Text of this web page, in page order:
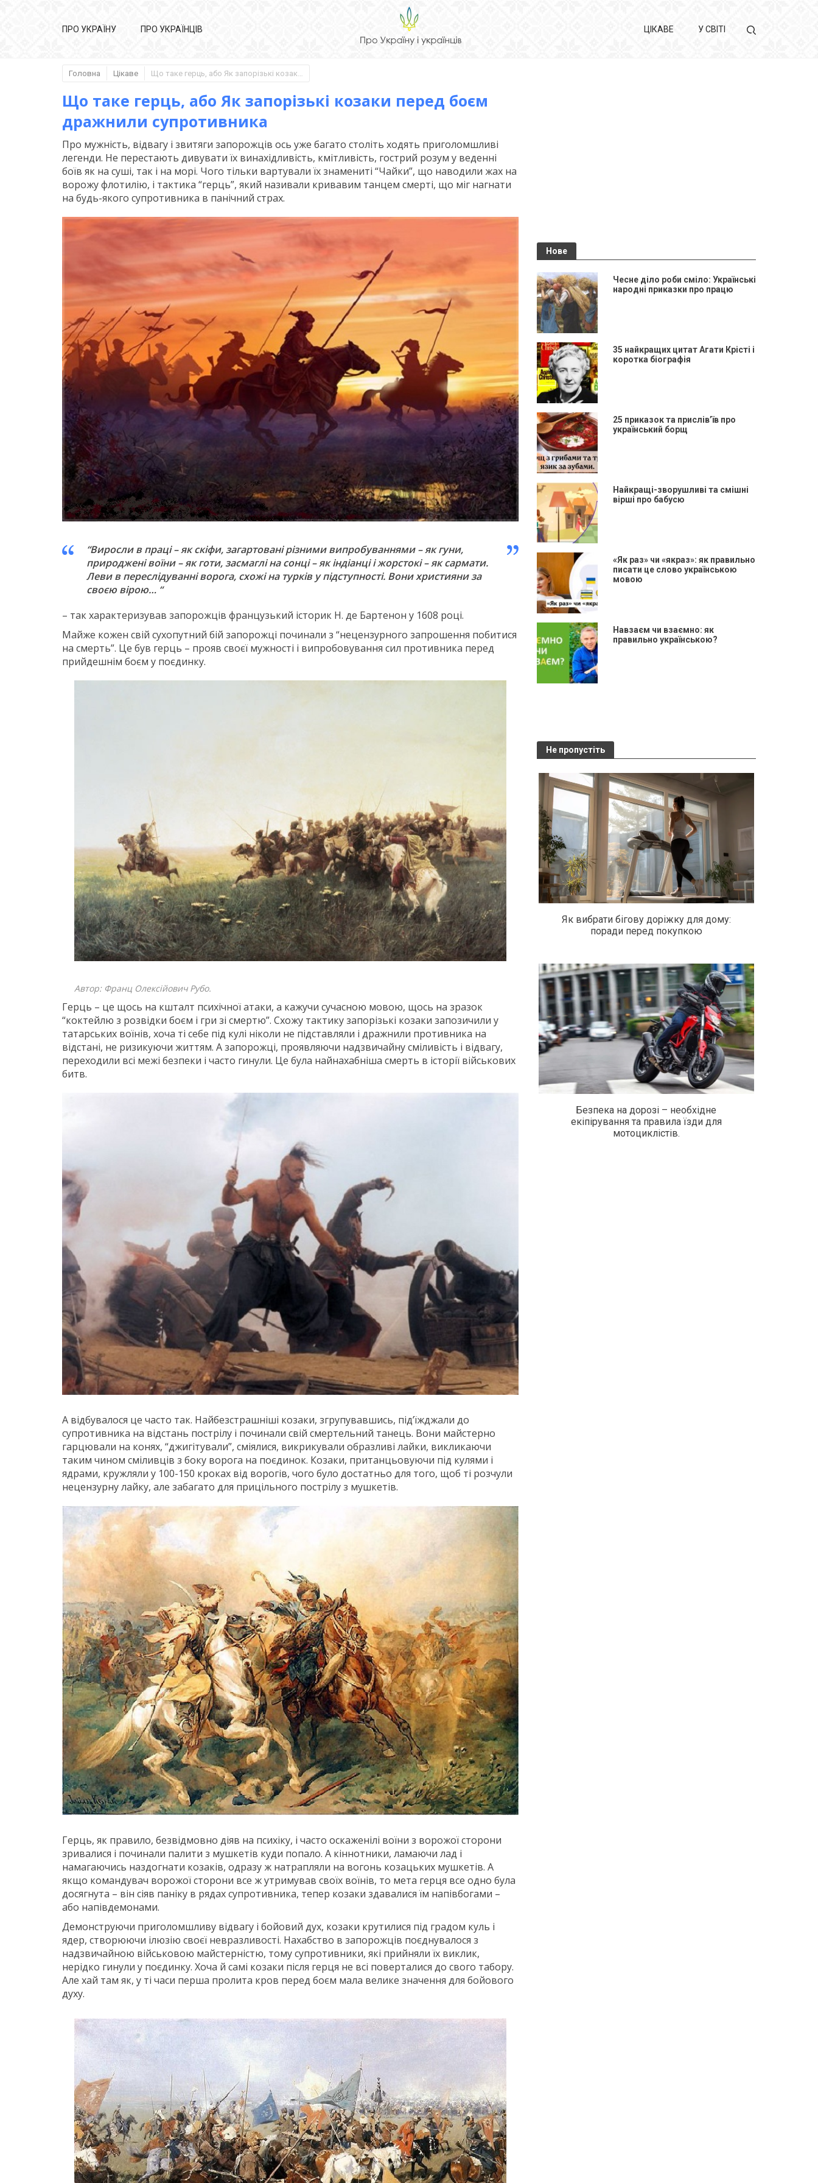
ПРО УКРАЇНУ ПРО УКРАЇНЦІВ ЦІКАВЕ У СВІТІ
Головна Цікаве Що таке герць, або Як запорізькі козаки перед боєм дражнили супротивника
Що таке герць, або Як запорізькі козаки перед боєм
дражнили супротивника
Про мужність, відвагу і звитяги запорожців ось уже багато століть ходять приголомшливі
легенди. Не перестають дивувати їх винахідливість, кмітливість, гострий розум у веденні
боїв як на суші, так і на морі. Чого тільки вартували їх знамениті “Чайки”, що наводили жах на
ворожу флотилію, і тактика “герць”, який називали кривавим танцем смерті, що міг нагнати
на будь-якого супротивника в панічний страх.
“Виросли в праці – як скіфи, загартовані різними випробуваннями – як гуни,
природжені воїни – як готи, засмаглі на сонці – як індіанці і жорстокі – як сармати.
Леви в переслідуванні ворога, схожі на турків у підступності. Вони християни за
своєю вірою… “
– так характеризував запорожців французький історик Н. де Бартенон у 1608 році.
Майже кожен свій сухопутний бій запорожці починали з “нецензурного запрошення побитися
на смерть”. Це був герць – прояв своєї мужності і випробовування сил противника перед
прийдешнім боєм у поєдинку.
Автор: Франц Олексійович Рубо.
Герць – це щось на кшталт психічної атаки, а кажучи сучасною мовою, щось на зразок
“коктейлю з розвідки боєм і гри зі смертю”. Схожу тактику запорізькі козаки запозичили у
татарських воїнів, хоча ті себе під кулі ніколи не підставляли і дражнили противника на
відстані, не ризикуючи життям. А запорожці, проявляючи надзвичайну сміливість і відвагу,
переходили всі межі безпеки і часто гинули. Це була найнахабніша смерть в історії військових
битв.
А відбувалося це часто так. Найбезстрашніші козаки, згрупувавшись, під’їжджали до
супротивника на відстань пострілу і починали свій смертельний танець. Вони майстерно
гарцювали на конях, “джигітували”, сміялися, викрикували образливі лайки, викликаючи
таким чином сміливців з боку ворога на поєдинок. Козаки, пританцьовуючи під кулями і
ядрами, кружляли у 100-150 кроках від ворогів, чого було достатньо для того, щоб ті розчули
нецензурну лайку, але забагато для прицільного пострілу з мушкетів.
Герць, як правило, безвідмовно діяв на психіку, і часто оскаженілі воїни з ворожої сторони
зривалися і починали палити з мушкетів куди попало. А кіннотники, ламаючи лад і
намагаючись наздогнати козаків, одразу ж натрапляли на вогонь козацьких мушкетів. А
якщо командувач ворожої сторони все ж утримував своїх воїнів, то мета герця все одно була
досягнута – він сіяв паніку в рядах супротивника, тепер козаки здавалися їм напівбогами –
або напівдемонами.
Демонструючи приголомшливу відвагу і бойовий дух, козаки крутилися під градом куль і
ядер, створюючи ілюзію своєї невразливості. Нахабство в запорожців поєднувалося з
надзвичайною військовою майстерністю, тому супротивники, які прийняли їх виклик,
нерідко гинули у поєдинку. Хоча й самі козаки після герця не всі поверталися до свого табору.
Але хай там як, у ті часи перша пролита кров перед боєм мала велике значення для бойового
духу.
Нове
Чесне діло роби сміло: Українські
народні приказки про працю
35 найкращих цитат Агати Крісті і
коротка біографія
25 приказок та прислів’їв про
український борщ
Найкращі-зворушливі та смішні
вірші про бабусю
«Як раз» чи «якраз»: як правильно
писати це слово українською
мовою
Навзаєм чи взаємно: як
правильно українською?
Не пропустіть
Як вибрати бігову доріжку для дому:
поради перед покупкою
Безпека на дорозі – необхідне
екіпірування та правила їзди для
мотоциклістів.